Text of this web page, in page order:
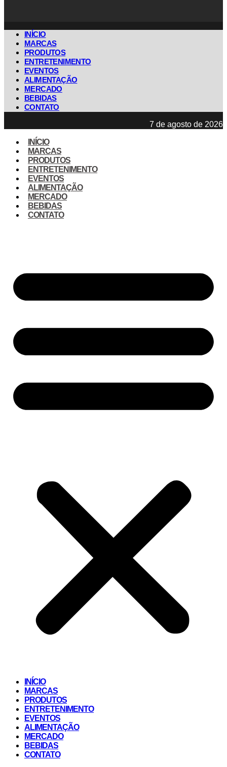
INÍCIO
MARCAS
PRODUTOS
ENTRETENIMENTO
EVENTOS
ALIMENTAÇÃO
MERCADO
BEBIDAS
CONTATO
7 de agosto de 2026
INÍCIO
MARCAS
PRODUTOS
ENTRETENIMENTO
EVENTOS
ALIMENTAÇÃO
MERCADO
BEBIDAS
CONTATO
INÍCIO
MARCAS
PRODUTOS
ENTRETENIMENTO
EVENTOS
ALIMENTAÇÃO
MERCADO
BEBIDAS
CONTATO